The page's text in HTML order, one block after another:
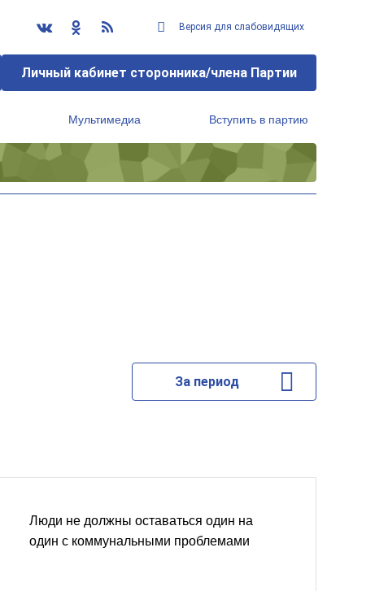
Версия для слабовидящих
Личный кабинет сторонника/члена Партии
Мультимедиа Вступить в партию
За период
Люди не должны оставаться один на
один с коммунальными проблемами